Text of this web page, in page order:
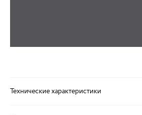
Технические характеристики